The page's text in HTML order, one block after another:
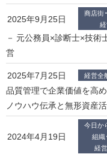
2025年9月25日
商店街
－ 元公務員×診断士×技術
営
2025年7月25日
経営全
品質管理で企業価値を高
ノウハウ伝承と無形資産
2024年4月19日
今日か
組織
経